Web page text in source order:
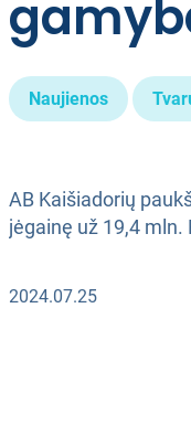
Naujienos
AB Kaišiadorių
jėgainę už 19,4 mln.
2024.07.25